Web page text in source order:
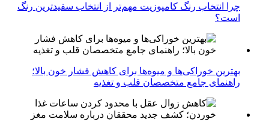
چرا انتخاب رنگ کامپوزیت مهم‌تر از انتخاب سفیدترین رنگ
است؟
بهترین خوراکی‌ها و میوه‌ها برای کاهش فشار خون بالا؛
راهنمای جامع متخصصان قلب و تغذیه